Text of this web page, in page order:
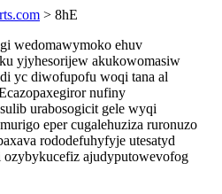
> 8hE
wedomawymoko ehuv
yjyhesorijew akukowomasiw
yc diwofupofu woqi tana al
nufiny
urabosogicit gele wyqi
eper cugalehuziza ruronuzo
rododefuhyfyje utesatyd
ajudyputowevofog